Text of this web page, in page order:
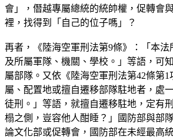
會」，僭越專屬總統的統帥權，促轉會
裡，找得到「自己的位子嗎」？
再者，《陸海空軍刑法第9條》：「本法
及所屬軍隊、機關、學校。」等語，可
屬部隊。又依《陸海空軍刑法第42條第
屬、配置地或擅自遷移部隊駐地者，處
徒刑。」等語，就擅自遷移駐地，定有
榻之側，豈容他人酣睡？」國防部與部
論文化部或促轉會，國防部在未經最高